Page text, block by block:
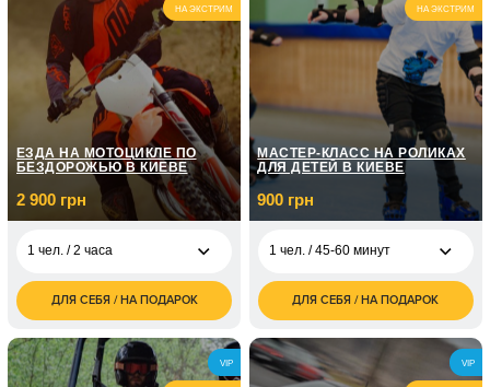
1 чел. / 60 минут\5
занять
1 чел. / 2 часа
2 300
грн
4 600
грн
НА ЭКСТРИМ
ЕЗДА НА МОТОЦИКЛЕ ПО
БЕЗДОРОЖЬЮ В КИЕВЕ
2 900 грн
1 чел. / 2 часа
2 900
грн
1 чел. / 3 часа
3 600
грн
ДЛЯ СЕБЯ / НА ПОДАРОК
НА ЭКСТРИМ
МАСТЕР-КЛАСС НА РОЛИКАХ
ДЛЯ ДЕТЕЙ В КИЕВЕ
900 грн
1 чел. / 45-60 минут
грн
1 чел. / 45-60 минут\3
занятия
1 800
грн
ДЛЯ СЕБЯ / НА ПОДАРОК
VIP VIP